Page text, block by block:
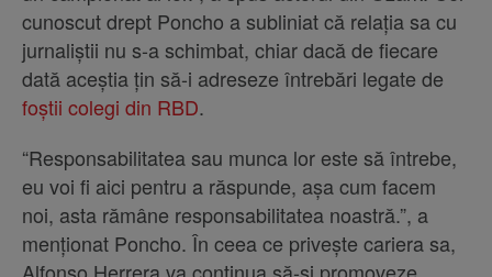
cunoscut drept Poncho a subliniat că relația sa cu
jurnaliștii nu s-a schimbat, chiar dacă de fiecare
dată aceștia țin să-i adreseze întrebări legate de
foștii colegi din RBD.
“Responsabilitatea sau munca lor este să întrebe,
eu voi fi aici pentru a răspunde, așa cum facem
noi, asta rămâne responsabilitatea noastră.”, a
menționat Poncho. În ceea ce privește cariera sa,